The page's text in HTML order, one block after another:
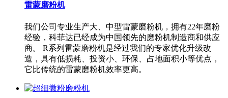
雷蒙磨粉机
我们公司专业生产大、中型雷蒙磨粉机，拥有22年磨粉
经验，科菲达已经成为中国领先的磨粉机制造商和供应
商。 R系列雷蒙磨粉机是经过我们的专家优化升级改
造，具有低损耗、投资小、环保、占地面积小等优点，
它比传统的雷蒙磨粉机效率更高。